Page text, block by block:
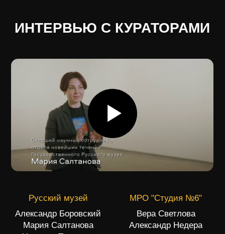
Масляные краски — признак искусства,
хрупкая, масло оставляет на ней
жирные разводы, но Александра мелкие
погрешности несмущают. Для него
самое важное — передать впечатление.
Подробнее